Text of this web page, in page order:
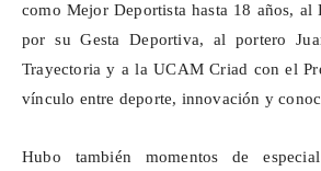
como Mejor Deportista hasta 18 años, al
por su Gesta Deportiva, al portero
Trayectoria y a la UCAM Criad con el
vínculo entre deporte, innovación y
Hubo también momentos de